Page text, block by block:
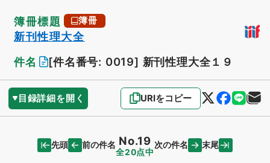
簿冊標題 簿冊
新刊性理大全
件名
[件名番号: 0019] 新刊性理大全１９
目録詳細を開く URIをコピー
先頭 前の件名 No.19
全20点中
次の件名 末尾